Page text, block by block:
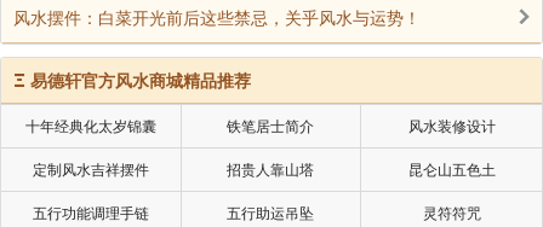
客厅财位：客厅的财位是聚财的关键位置，将幸福
树摆放在此处，寓意着财富和幸福的增长。一般来说，
客厅的财位通常在对角线的角落处，具体位置可根据客
厅的户型和门的朝向来确定。在财位摆放幸福树，不仅
可以提升财运，还能为客厅增添生机和活力。
书房文昌位：文昌位是有利于学业和事业发展的位
风水摆件：白菜开光前后这些禁忌，关乎风水与运势！
Ξ 易德轩官方风水商城精品推荐
十年经典化太岁锦囊 铁笔居士简介 风水装修设计
定制风水吉祥摆件 招贵人靠山塔 昆仑山五色土
五行功能调理手链 五行助运吊坠 灵符符咒